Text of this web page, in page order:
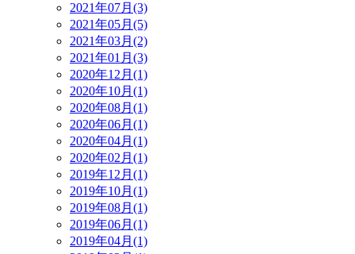
2021年07月(3)
2021年05月(5)
2021年03月(2)
2021年01月(3)
2020年12月(1)
2020年10月(1)
2020年08月(1)
2020年06月(1)
2020年04月(1)
2020年02月(1)
2019年12月(1)
2019年10月(1)
2019年08月(1)
2019年06月(1)
2019年04月(1)